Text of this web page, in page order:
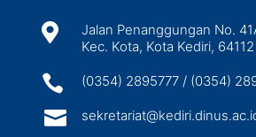

Jalan Penanggungan No.
Kec. Kota, Kota Kediri, 64112
 (0354) 2895777 / (0354)
